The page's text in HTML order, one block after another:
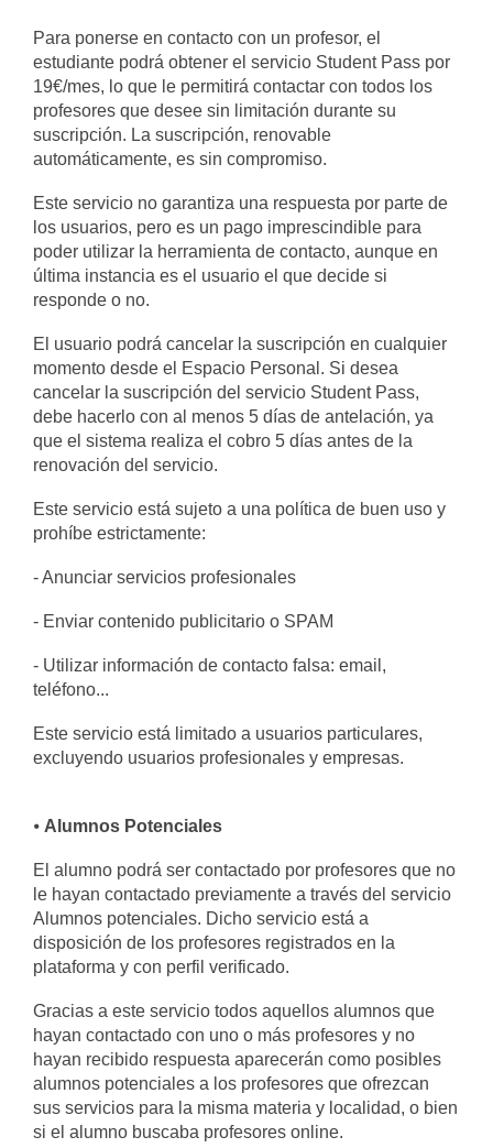
Para ponerse en contacto con un profesor, el
estudiante podrá obtener el servicio Student Pass por
19€/mes, lo que le permitirá contactar con todos los
profesores que desee sin limitación durante su
suscripción. La suscripción, renovable
automáticamente, es sin compromiso.
Este servicio no garantiza una respuesta por parte de
los usuarios, pero es un pago imprescindible para
poder utilizar la herramienta de contacto, aunque en
última instancia es el usuario el que decide si
responde o no.
El usuario podrá cancelar la suscripción en cualquier
momento desde el Espacio Personal. Si desea
cancelar la suscripción del servicio Student Pass,
debe hacerlo con al menos 5 días de antelación, ya
que el sistema realiza el cobro 5 días antes de la
renovación del servicio.
Este servicio está sujeto a una política de buen uso y
prohíbe estrictamente:
- Anunciar servicios profesionales
- Enviar contenido publicitario o SPAM
- Utilizar información de contacto falsa: email,
teléfono...
Este servicio está limitado a usuarios particulares,
excluyendo usuarios profesionales y empresas.
⦁ Alumnos Potenciales
El alumno podrá ser contactado por profesores que no
le hayan contactado previamente a través del servicio
Alumnos potenciales. Dicho servicio está a
disposición de los profesores registrados en la
plataforma y con perfil verificado.
Gracias a este servicio todos aquellos alumnos que
hayan contactado con uno o más profesores y no
hayan recibido respuesta aparecerán como posibles
alumnos potenciales a los profesores que ofrezcan
sus servicios para la misma materia y localidad, o bien
si el alumno buscaba profesores online.